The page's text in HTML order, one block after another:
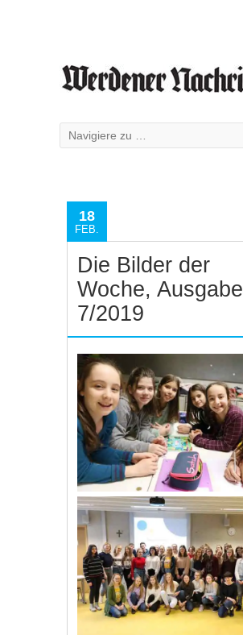
18
FEB.
Die Bilder der
Woche, Ausgabe
7/2019